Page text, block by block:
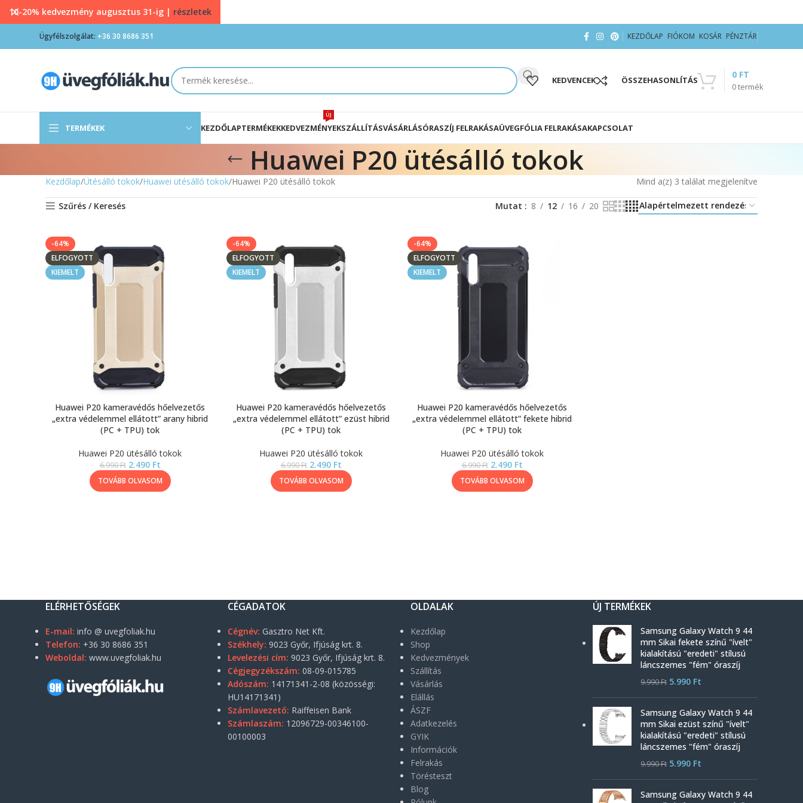
Ügyfélszolgálat: +36 30 8686 351 KEZDŐLAP FIÓKOM KOSÁR PÉNZTÁR
KEDVENCEK ÖSSZEHASONLÍTÁS
0termék
0 FT
TERMÉKEK KEZDŐLAPTERMÉKEKKEDVEZMÉNYEK
ÚJ
SZÁLLÍTÁSVÁSÁRLÁSÓRASZÍJ FELRAKÁSAÜVEGFÓLIA FELRAKÁSAKAPCSOLAT
Huawei P20 ütésálló tokok
Kezdőlap Ütésálló tokok Huawei ütésálló tokok Huawei P20 ütésálló tokok Mind a(z) 3 találat megjelenítve
Szűrés / Keresés Mutat 8 12 16 20
-64%
ELFOGYOTT
KIEMELT
Huawei P20 kameravédős hőelvezetős
„extra védelemmel ellátott” arany hibrid
(PC + TPU) tok
Huawei P20 ütésálló tokok
6.990Ft 2.490 Ft
TOVÁBB OLVASOM
-64%
ELFOGYOTT
KIEMELT
Huawei P20 kameravédős hőelvezetős
„extra védelemmel ellátott” ezüst hibrid
(PC + TPU) tok
Huawei P20 ütésálló tokok
6.990Ft 2.490 Ft
TOVÁBB OLVASOM
-64%
ELFOGYOTT
KIEMELT
Huawei P20 kameravédős hőelvezetős
„extra védelemmel ellátott” fekete hibrid
(PC + TPU) tok
Huawei P20 ütésálló tokok
6.990Ft 2.490 Ft
TOVÁBB OLVASOM
ELÉRHETŐSÉGEK
E-mail: info @ uvegfoliak.hu
Telefon: +36 30 8686 351
Weboldal: www.uvegfoliak.hu
CÉGADATOK
Cégnév: Gasztro Net Kft.
Székhely: 9023 Győr, Ifjúság krt. 8.
Levelezési cím: 9023 Győr, Ifjúság krt. 8.
Cégjegyzékszám: 08-09-015785
Adószám: 14171341-2-08 (közösségi:
HU14171341)
Számlavezető: Raiffeisen Bank
Számlaszám: 12096729-00346100-
00100003
OLDALAK
Kezdőlap
Shop
Kedvezmények
Szállítás
Vásárlás
Elállás
ÁSZF
Adatkezelés
GYIK
Információk
Felrakás
Törésteszt
Blog
ÚJ TERMÉKEK
Samsung Galaxy Watch 9 44
mm Sikai fekete színű "ívelt"
kialakítású "eredeti" stílusú
láncszemes "fém" óraszíj
9.990Ft 5.990 Ft
Samsung Galaxy Watch 9 44
mm Sikai ezüst színű "ívelt"
kialakítású "eredeti" stílusú
láncszemes "fém" óraszíj
9.990Ft 5.990 Ft
Samsung Galaxy Watch 9 44
10-20% kedvezmény augusztus 31-ig | részletek